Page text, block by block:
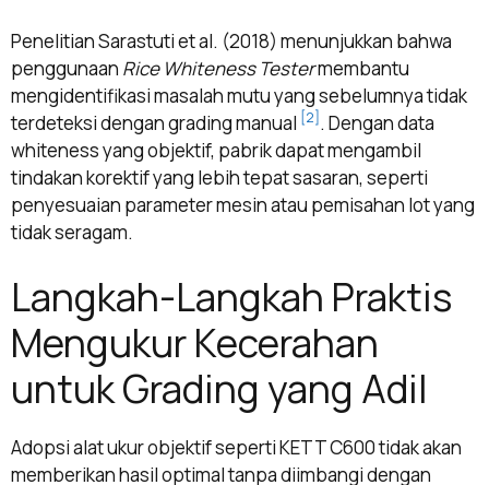
Penelitian Sarastuti et al. (2018) menunjukkan bahwa
penggunaan Rice Whiteness Testermembantu
mengidentifikasi masalah mutu yang sebelumnya tidak
terdeteksi dengan grading manual [2]. Dengan data
whiteness yang objektif, pabrik dapat mengambil
tindakan korektif yang lebih tepat sasaran, seperti
penyesuaian parameter mesin atau pemisahan lot yang
tidak seragam.
Langkah-Langkah Praktis
Mengukur Kecerahan
untuk Grading yang Adil
Adopsi alat ukur objektif seperti KETT C600 tidak akan
memberikan hasil optimal tanpa diimbangi dengan